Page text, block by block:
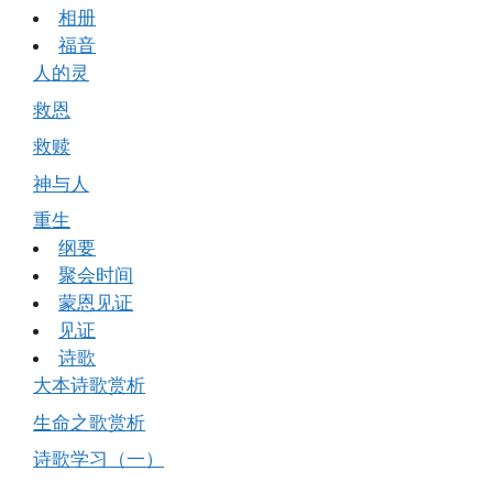
相册
福音
人的灵
救恩
救赎
神与人
重生
纲要
聚会时间
蒙恩见证
见证
诗歌
大本诗歌赏析
生命之歌赏析
诗歌学习（一）